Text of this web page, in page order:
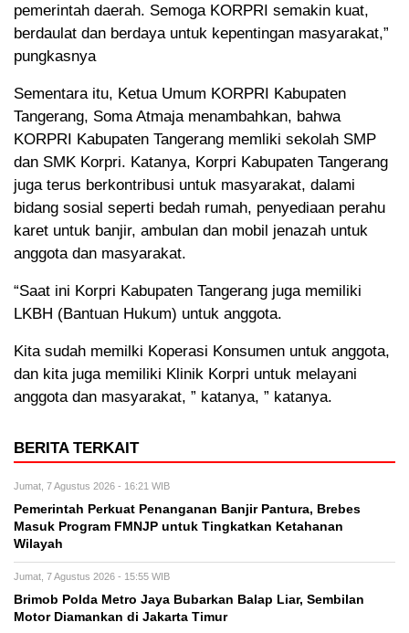
pemerintah daerah. Semoga KORPRI semakin kuat,
berdaulat dan berdaya untuk kepentingan masyarakat,”
pungkasnya
Sementara itu, Ketua Umum KORPRI Kabupaten
Tangerang, Soma Atmaja menambahkan, bahwa
KORPRI Kabupaten Tangerang memliki sekolah SMP
dan SMK Korpri. Katanya, Korpri Kabupaten Tangerang
juga terus berkontribusi untuk masyarakat, dalami
bidang sosial seperti bedah rumah, penyediaan perahu
karet untuk banjir, ambulan dan mobil jenazah untuk
anggota dan masyarakat.
“Saat ini Korpri Kabupaten Tangerang juga memiliki
LKBH (Bantuan Hukum) untuk anggota.
Kita sudah memilki Koperasi Konsumen untuk anggota,
dan kita juga memiliki Klinik Korpri untuk melayani
anggota dan masyarakat, ” katanya, ” katanya.
BERITA TERKAIT
Jumat, 7 Agustus 2026 - 16:21 WIB
Pemerintah Perkuat Penanganan Banjir Pantura, Brebes
Masuk Program FMNJP untuk Tingkatkan Ketahanan
Wilayah
Jumat, 7 Agustus 2026 - 15:55 WIB
Brimob Polda Metro Jaya Bubarkan Balap Liar, Sembilan
Motor Diamankan di Jakarta Timur